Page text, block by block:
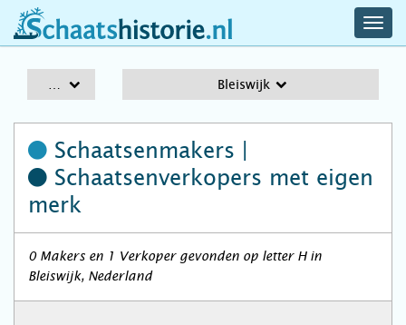
schaatshistorie.nl
Bleiswijk
Schaatsenmakers |
Schaatsenverkopers met eigen
merk
0 Makers en 1 Verkoper gevonden op letter H in
Bleiswijk, Nederland